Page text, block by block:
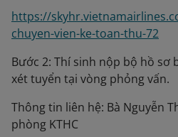
https://
chuyen-vien-ke-toan-thu-72
Bước 2: Thí sinh nộp bộ hồ sơ
xét tuyển tại vòng phỏng vấn.
Thông tin liên hệ: Bà Nguyễn
phòng KTHC